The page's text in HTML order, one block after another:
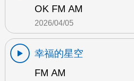
OK FM AM
2026/04/05
幸福的星空
FM AM